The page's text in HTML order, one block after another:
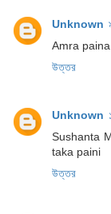
Unknown
Amra
উত্তর
Unknown
Sushanta
taka paini
উত্তর